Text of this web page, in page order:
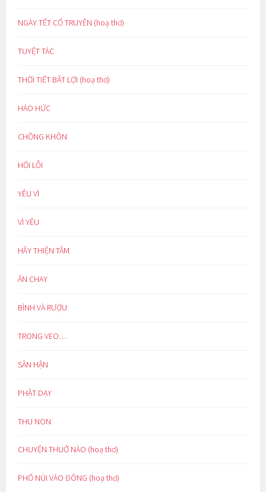
NGÀY TẾT CỔ TRUYỀN (hoạ thơ)
TUYỆT TÁC
THỜI TIẾT BẤT LỢI (hoạ thơ)
HÁO HỨC
CHỒNG KHÔN
HỐI LỖI
YÊU VÌ
VÌ YÊU
HÃY THIỆN TÂM
ĂN CHAY
BÌNH VÀ RƯỢU
TRONG VEO…
SÂN HẬN
PHẬT DẠY
THU NON
CHUYỆN THUỞ NÀO (hoạ thơ)
PHỐ NÚI VÀO ĐÔNG (hoạ thơ)